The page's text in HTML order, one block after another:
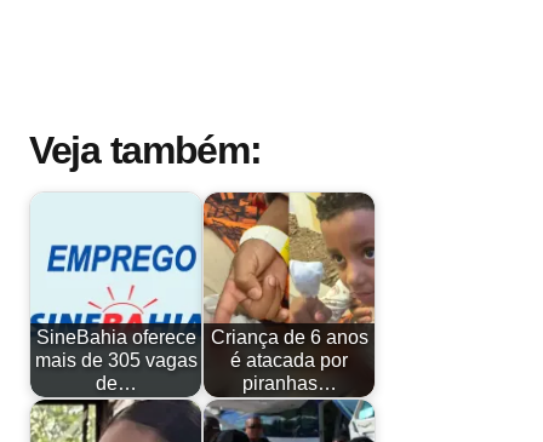
Veja também:
SineBahia oferece
mais de 305 vagas
de…
Criança de 6 anos
é atacada por
piranhas…